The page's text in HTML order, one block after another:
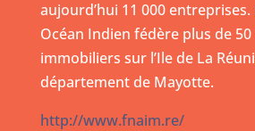
aujourd’hui 11 000 entreprises.
Océan Indien fédère plus de
immobiliers sur l’Ile de La
département de Mayotte.
http://www.fnaim.re/